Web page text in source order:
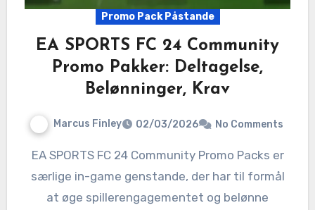
Promo Pack Påstande
EA SPORTS FC 24 Community
Promo Pakker: Deltagelse,
Belønninger, Krav
Marcus Finley 02/03/2026 No Comments
EA SPORTS FC 24 Community Promo Packs er
særlige in-game genstande, der har til formål
at øge spillerengagementet og belønne